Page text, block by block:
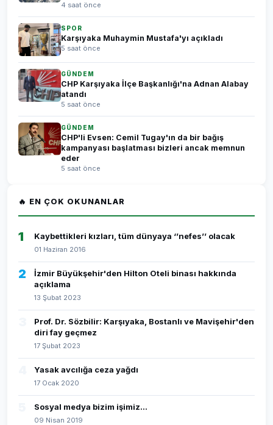
4 saat önce
SPOR
Karşıyaka Muhaymin Mustafa'yı açıkladı
5 saat önce
GÜNDEM
CHP Karşıyaka İlçe Başkanlığı'na Adnan Alabay
atandı
5 saat önce
GÜNDEM
CHP'li Evsen: Cemil Tugay'ın da bir bağış
kampanyası başlatması bizleri ancak memnun
eder
5 saat önce
🔥 EN ÇOK OKUNANLAR
1 Kaybettikleri kızları, tüm dünyaya ‘’nefes’’ olacak
01 Haziran 2016
2
İzmir Büyükşehir'den Hilton Oteli binası hakkında
açıklama
13 Şubat 2023
Prof. Dr. Sözbilir: Karşıyaka, Bostanlı ve Mavişehir'den
diri fay geçmez
17 Şubat 2023
Yasak avcılığa ceza yağdı
17 Ocak 2020
Sosyal medya bizim işimiz...
09 Nisan 2019